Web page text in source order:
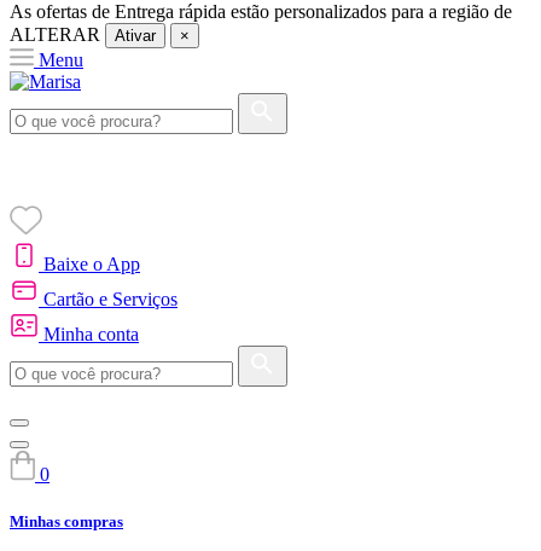
As ofertas de Entrega rápida estão personalizados para a região de
ALTERAR
Ativar ×
Menu
Baixe o App
Cartão e Serviços
Minha conta
0
Minhas compras